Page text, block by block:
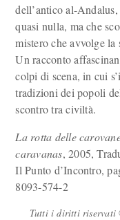
dell’antico al-
quasi nulla, ma che
mistero che avvolge
Un racconto
colpi di scena, in cui
tradizioni dei popoli
scontro tra civiltà.
La rotta delle
caravanas, 2005,
Il Punto d’Incontro,
8093-574-2
Tutti i diritti riservati